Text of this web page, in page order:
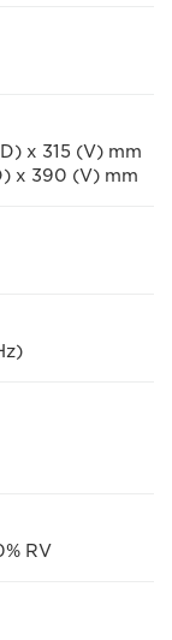
x 315 (V) mm
x 390 (V) mm
RV